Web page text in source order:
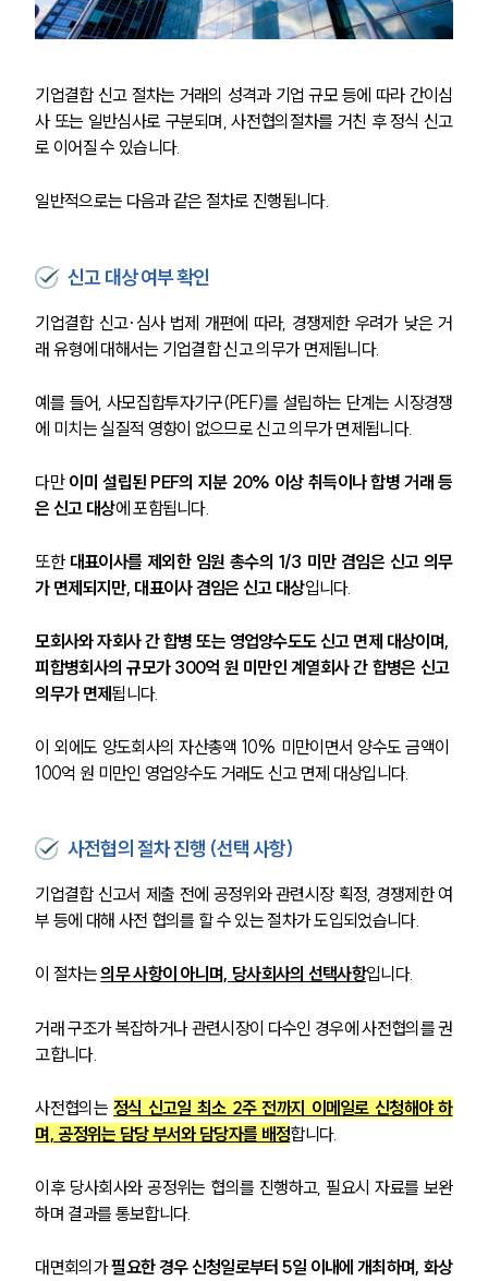
기업결합 신고 절차는 거래의 성격과 기업 규모 등에 따라 간이심
사 또는 일반심사로 구분되며, 사전협의절차를 거친 후 정식 신고
로 이어질 수 있습니다.
일반적으로는 다음과 같은 절차로 진행됩니다.
신고 대상 여부 확인
기업결합 신고·심사 법제 개편에 따라, 경쟁제한 우려가 낮은 거
래 유형에 대해서는 기업결합 신고 의무가 면제됩니다.
예를 들어, 사모집합투자기구(PEF)를 설립하는 단계는 시장경쟁
에 미치는 실질적 영향이 없으므로 신고 의무가 면제됩니다.
다만 이미 설립된 PEF의 지분 20% 이상 취득이나 합병 거래 등
은 신고 대상에 포함됩니다.
또한 대표이사를 제외한 임원 총수의 1/3 미만 겸임은 신고 의무
가 면제되지만, 대표이사 겸임은 신고 대상입니다.
모회사와 자회사 간 합병 또는 영업양수도도 신고 면제 대상이며,
피합병회사의 규모가 300억 원 미만인 계열회사 간 합병은 신고
의무가 면제됩니다.
이 외에도 양도회사의 자산총액 10% 미만이면서 양수도 금액이
100억 원 미만인 영업양수도 거래도 신고 면제 대상입니다.
사전협의 절차 진행 (선택 사항)
기업결합 신고서 제출 전에 공정위와 관련시장 획정, 경쟁제한 여
부 등에 대해 사전 협의를 할 수 있는 절차가 도입되었습니다.
이 절차는 의무 사항이 아니며, 당사회사의 선택사항입니다.
거래 구조가 복잡하거나 관련시장이 다수인 경우에 사전협의를 권
고합니다.
사전협의는 정식 신고일 최소 2주 전까지 이메일로 신청해야 하
며, 공정위는 담당 부서와 담당자를 배정합니다.
이후 당사회사와 공정위는 협의를 진행하고, 필요시 자료를 보완
하며 결과를 통보합니다.
대면회의가 필요한 경우 신청일로부터 5일 이내에 개최하며, 화상